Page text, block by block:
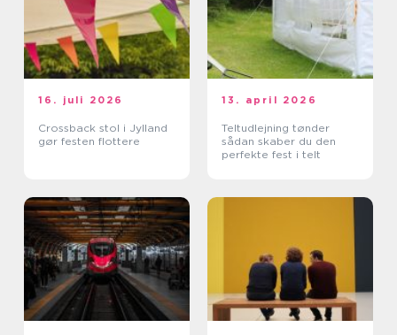
16. juli 2026
Crossback stol i Jylland
gør festen flottere
13. april 2026
Teltudlejning tønder
sådan skaber du den
perfekte fest i telt